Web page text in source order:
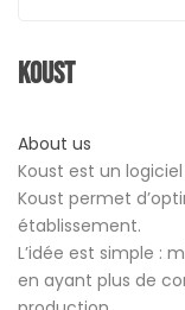
Koust
About us
Koust est un
Koust permet
établissement.
L’idée est simple :
en ayant plus de